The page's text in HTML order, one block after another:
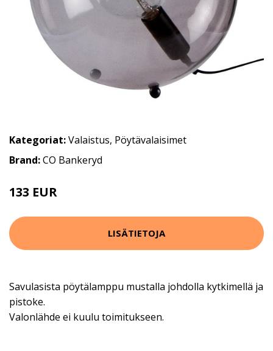
Kategoriat:Valaistus, Pöytävalaisimet
Brand:CO Bankeryd
133 EUR
LISÄTIETOJA
Savulasista pöytälamppu mustalla johdolla kytkimellä ja
pistoke.
Valonlähde ei kuulu toimitukseen.